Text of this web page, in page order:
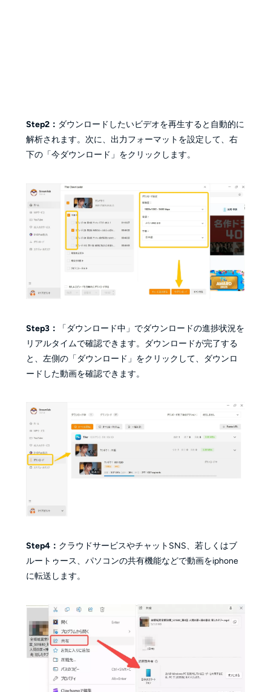
Step2： ダウンロードしたいビデオを再生すると自動的に
解析されます。次に、出力フォーマットを設定して、右
下の「今ダウンロード」をクリックします。
Step3：
「ダウンロード中」でダウンロードの進捗状況を
リアルタイムで確認できます。ダウンロードが完了する
と、左側の「ダウンロード」をクリックして、ダウンロ
ードした動画を確認できます。
Step4： クラウドサービスやチャットSNS、若しくはブ
ルートゥース、パソコンの共有機能などで動画をiphone
に転送します。